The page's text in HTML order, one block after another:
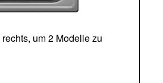
um 2 Modelle zu